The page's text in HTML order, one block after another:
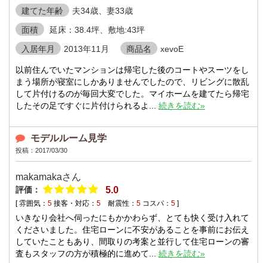
建てた年齢
夫34歳、妻33歳
面積
延床：38.4坪、敷地:43坪
入居年月
2013年11月 商品名 xevoE
以前住んでいたマンションは帰宅した後のコートやスーツをし
まう場所が寝室にしかありませんでしたので、リビングに散乱
して片付けるのが毎回大変でした。マイホームを建てたら帰宅
したその足ですぐに片付けられるよ... 続きを読む»
モデルルーム見学
投稿：2017/03/30
makamakaさん
評価： 5.0
[ 雰囲気： 5 接客・対応： 5 耐震性： 5 コスパ： 5 ]
いきなり会社へ伺ったにもかかわらず、とても快く受け入れて
くださいました。住宅ローンに不安があることを事前にお伝え
していたこともあり、間取りの考案と並行して住宅ローンの審
査もスタッフの方が積極的に進めて... 続きを読む»